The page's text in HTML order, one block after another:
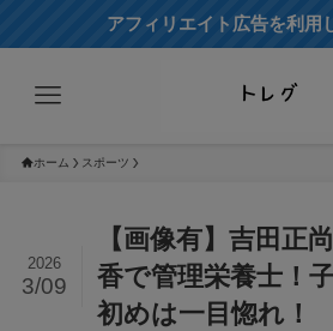
アフィリエイト広告を利用
ホーム スポーツ
【画像有】吉田正
香で管理栄養士！
初めは一目惚れ！
2026
3/09